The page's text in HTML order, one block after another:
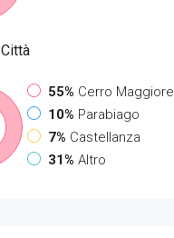
Città
55% Cerro Maggiore
10% Parabiago
7% Castellanza
31% Altro